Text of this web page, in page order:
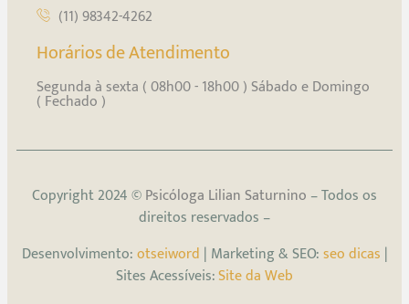
(11) 98342-4262
Horários de Atendimento
Segunda à sexta ( 08h00 - 18h00 ) Sábado e Domingo
( Fechado )
Copyright 2024 ©Psicóloga Lilian Saturnino – Todos os
direitos reservados –
Desenvolvimento:otseiword | Marketing & SEO:seo dicas |
Sites Acessíveis:Site da Web